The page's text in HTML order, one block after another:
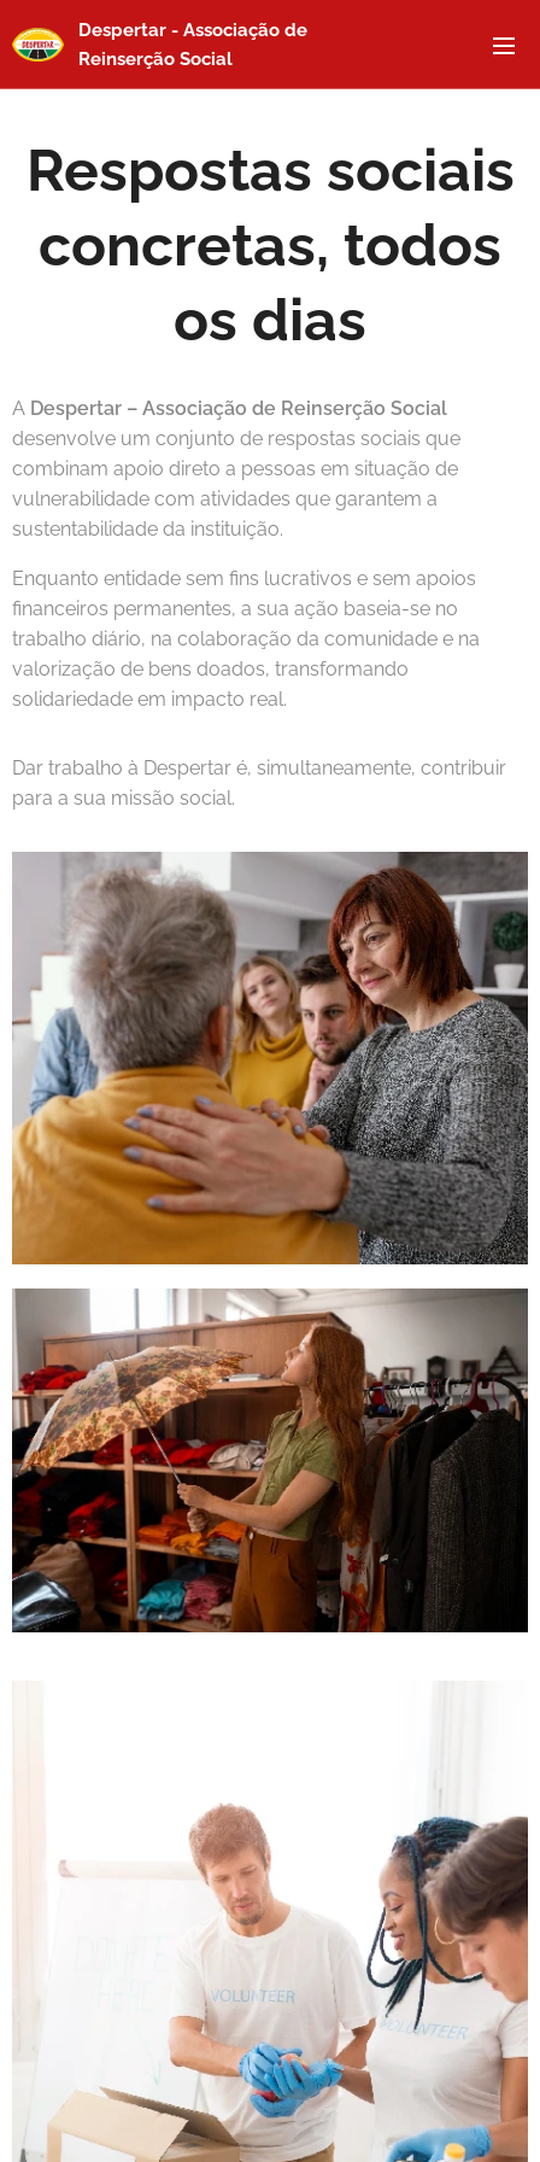
Despertar - Associação de
Reinserção Social
Respostas sociais
concretas, todos
os dias
A Despertar – Associação de Reinserção Social
desenvolve um conjunto de respostas sociais que
combinam apoio direto a pessoas em situação de
vulnerabilidade com atividades que garantem a
sustentabilidade da instituição.
Enquanto entidade sem fins lucrativos e sem apoios
financeiros permanentes, a sua ação baseia-se no
trabalho diário, na colaboração da comunidade e na
valorização de bens doados, transformando
solidariedade em impacto real.
Dar trabalho à Despertar é, simultaneamente, contribuir
para a sua missão social.